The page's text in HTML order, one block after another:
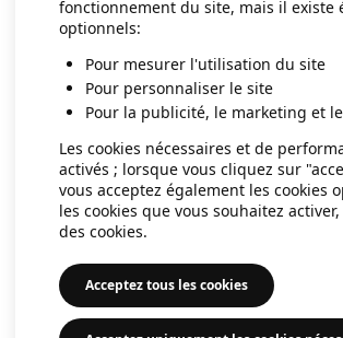
fonctionnement du site, mais il existe
optionnels:
Pour mesurer l'utilisation du site
Pour personnaliser le site
Pour la publicité, le marketing et
Les cookies nécessaires et de
activés ; lorsque vous cliquez sur
vous acceptez également les cookies
les cookies que vous souhaitez
des cookies.
Acceptez tous les cookies